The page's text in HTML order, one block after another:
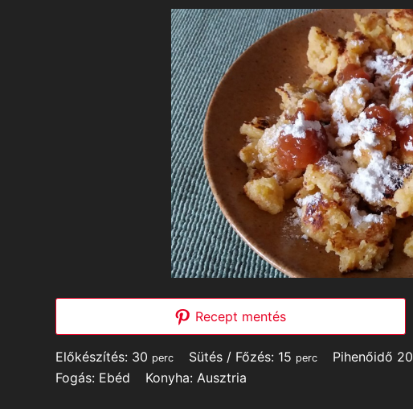
Recept mentés
Előkészítés: 30minutes
perc Sütés / Főzés: 15 minutes
perc Pihenőidő 20
Fogás: Ebéd Konyha:Ausztria